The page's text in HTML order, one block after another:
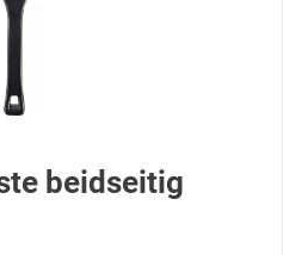
beidseitig